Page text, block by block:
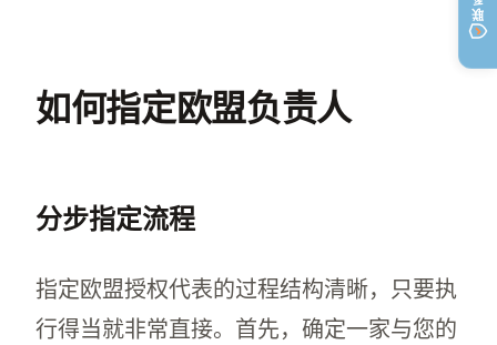
如何指定欧盟负责人
分步指定流程
指定欧盟授权代表的过程结构清晰，只要执
行得当就非常直接。首先，确定一家与您的